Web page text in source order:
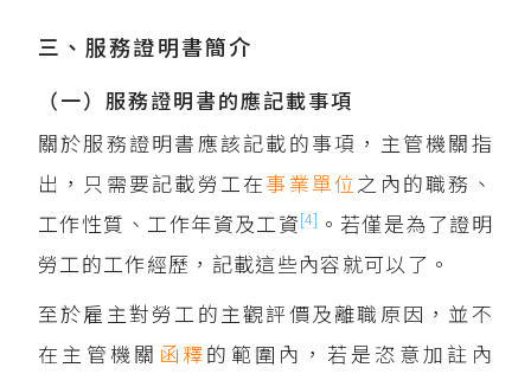
三、服務證明書簡介
（一）服務證明書的應記載事項
關於服務證明書應該記載的事項，主管機關指
出，只需要記載勞工在事業單位之內的職務、
工作性質、工作年資及工資[4] 。若僅是為了證明
勞工的工作經歷，記載這些內容就可以了。
至於雇主對勞工的主觀評價及離職原因，並不
在主管機關 函釋的範圍內，若是恣意加註內